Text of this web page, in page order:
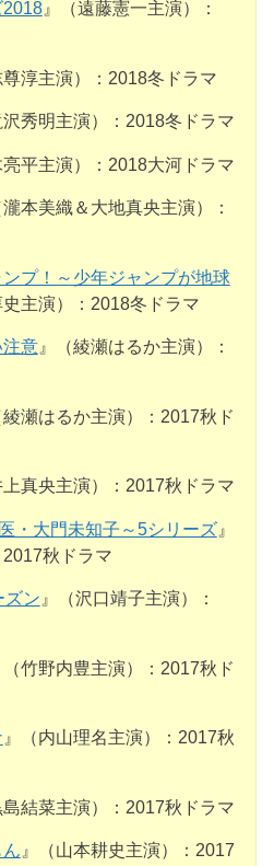
』（遠藤憲一主演）：
淳主演）：2018冬ドラマ
沢秀明主演）：2018冬ドラマ
亮平主演）：2018大河ドラマ
本美織＆大地真央主演）：
プ！～少年ジャンプが地球
史主演）：2018冬ドラマ
意』（綾瀬はるか主演）：
綾瀬はるか主演）：2017秋ド
上真央主演）：2017秋ドラマ
・大門未知子～5シリーズ』
2017秋ドラマ
ズン 』（沢口靖子主演）：
（竹野内豊主演）：2017秋ド
』（内山理名主演）：2017秋
結菜主演）：2017秋ドラマ
』（山本耕史主演）：2017